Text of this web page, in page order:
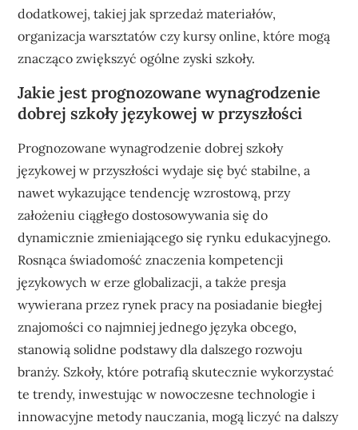
dodatkowej, takiej jak sprzedaż materiałów,
organizacja warsztatów czy kursy online, które mogą
znacząco zwiększyć ogólne zyski szkoły.
Jakie jest prognozowane wynagrodzenie
dobrej szkoły językowej w przyszłości
Prognozowane wynagrodzenie dobrej szkoły
językowej w przyszłości wydaje się być stabilne, a
nawet wykazujące tendencję wzrostową, przy
założeniu ciągłego dostosowywania się do
dynamicznie zmieniającego się rynku edukacyjnego.
Rosnąca świadomość znaczenia kompetencji
językowych w erze globalizacji, a także presja
wywierana przez rynek pracy na posiadanie biegłej
znajomości co najmniej jednego języka obcego,
stanowią solidne podstawy dla dalszego rozwoju
branży. Szkoły, które potrafią skutecznie wykorzystać
te trendy, inwestując w nowoczesne technologie i
innowacyjne metody nauczania, mogą liczyć na dalszy